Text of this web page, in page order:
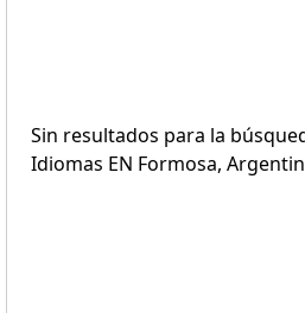
Sin resultados para la
Idiomas EN Formosa,